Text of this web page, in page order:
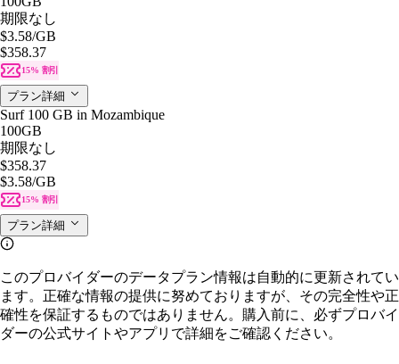
期限なし
$3.58/GB
$358.37
15% 割引
プラン詳細
Surf 100 GB in Mozambique
100GB
期限なし
$358.37
$3.58/GB
15% 割引
プラン詳細
このプロバイダーのデータプラン情報は自動的に更新されてい
ます。正確な情報の提供に努めておりますが、その完全性や正
確性を保証するものではありません。購入前に、必ずプロバイ
ダーの公式サイトやアプリで詳細をご確認ください。